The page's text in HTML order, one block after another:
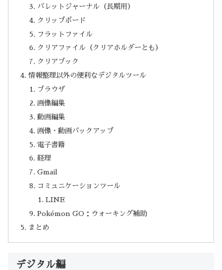
バレットジャーナル（長期用）
クリップボード
フラットファイル
クリアファイル（クリアホルダーとも）
クリアブック
情報整理以外の便利なデジタルツール
ブラウザ
画像編集
動画編集
画像・動画バックアップ
電子書籍
経理
Gmail
コミュニケーションツール
LINE
Pokémon GO：ウォーキング補助
まとめ
デジタル編